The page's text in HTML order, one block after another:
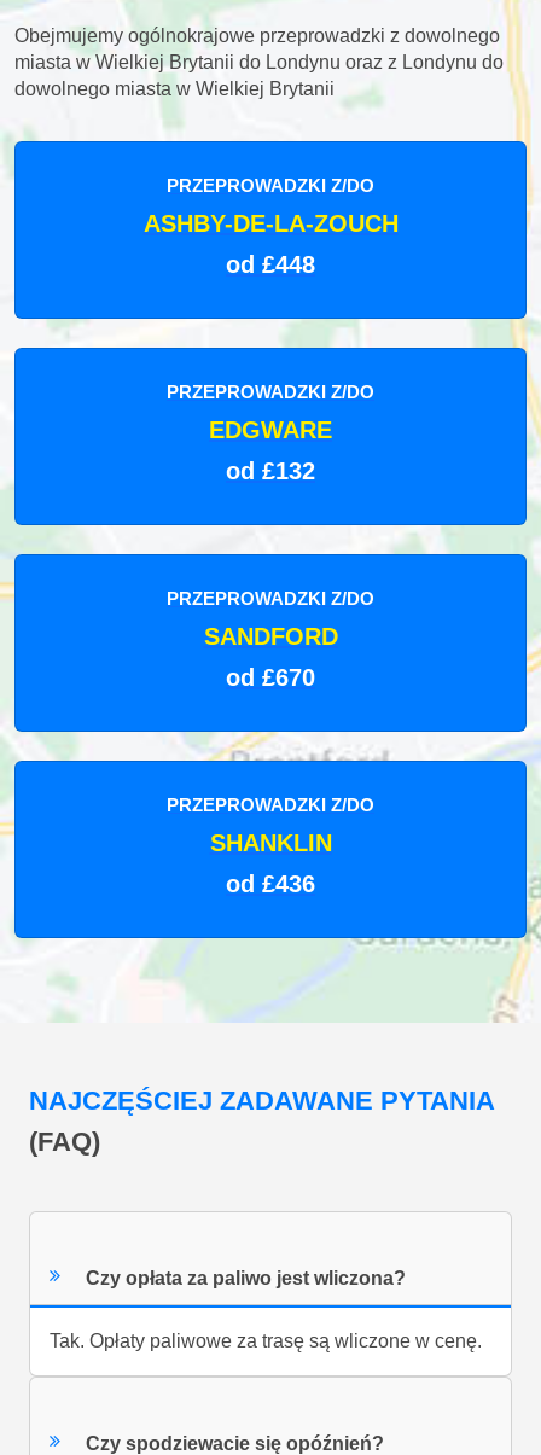
Obejmujemy ogólnokrajowe przeprowadzki z dowolnego
miasta w Wielkiej Brytanii do Londynu oraz z Londynu do
dowolnego miasta w Wielkiej Brytanii
PRZEPROWADZKI Z/DO
ASHBY-DE-LA-ZOUCH
od £448
PRZEPROWADZKI Z/DO
EDGWARE
od £132
PRZEPROWADZKI Z/DO
SANDFORD
od £670
PRZEPROWADZKI Z/DO
SHANKLIN
od £436
NAJCZĘŚCIEJ ZADAWANE PYTANIA
(FAQ)
Czy opłata za paliwo jest wliczona?
Tak. Opłaty paliwowe za trasę są wliczone w cenę.
Czy spodziewacie się opóźnień?